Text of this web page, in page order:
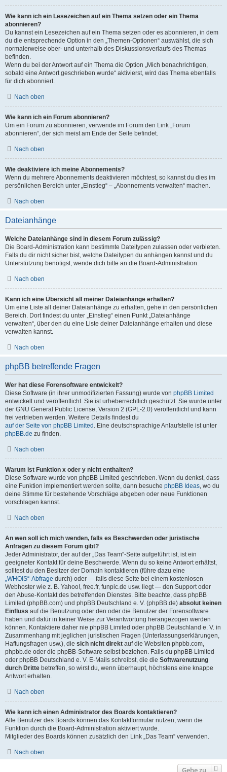
Wie kann ich ein Lesezeichen auf ein Thema setzen oder ein Thema
abonnieren?
Du kannst ein Lesezeichen auf ein Thema setzen oder es abonnieren, in dem
du die entsprechende Option in den „Themen-Optionen“ auswählst, die sich
normalerweise ober- und unterhalb des Diskussionsverlaufs des Themas
befinden.
Wenn du bei der Antwort auf ein Thema die Option „Mich benachrichtigen,
sobald eine Antwort geschrieben wurde“ aktivierst, wird das Thema ebenfalls
für dich abonniert.
Nach oben
Wie kann ich ein Forum abonnieren?
Um ein Forum zu abonnieren, verwende im Forum den Link „Forum
abonnieren“, der sich meist am Ende der Seite befindet.
Nach oben
Wie deaktiviere ich meine Abonnements?
Wenn du mehrere Abonnements deaktivieren möchtest, so kannst du dies im
persönlichen Bereich unter „Einstieg“ – „Abonnements verwalten“ machen.
Nach oben
Dateianhänge
Welche Dateianhänge sind in diesem Forum zulässig?
Die Board-Administration kann bestimmte Dateitypen zulassen oder verbieten.
Falls du dir nicht sicher bist, welche Dateitypen du anhängen kannst und du
Unterstützung benötigst, wende dich bitte an die Board-Administration.
Nach oben
Kann ich eine Übersicht all meiner Dateianhänge erhalten?
Um eine Liste all deiner Dateianhänge zu erhalten, gehe in den persönlichen
Bereich. Dort findest du unter „Einstieg“ einen Punkt „Dateianhänge
verwalten“, über den du eine Liste deiner Dateianhänge erhalten und diese
verwalten kannst.
Nach oben
phpBB betreffende Fragen
Wer hat diese Forensoftware entwickelt?
Diese Software (in ihrer unmodifizierten Fassung) wurde von phpBB Limited
entwickelt und veröffentlicht. Sie ist urheberrechtlich geschützt. Sie wurde unter
der GNU General Public License, Version 2 (GPL-2.0) veröffentlicht und kann
frei vertrieben werden. Weitere Details findest du
auf der Seite von phpBB Limited . Eine deutschsprachige Anlaufstelle ist unter
phpBB.de zu finden.
Nach oben
Warum ist Funktion x oder y nicht enthalten?
Diese Software wurde von phpBB Limited geschrieben. Wenn du denkst, dass
eine Funktion implementiert werden sollte, dann besuche phpBB Ideas, wo du
deine Stimme für bestehende Vorschläge abgeben oder neue Funktionen
vorschlagen kannst.
Nach oben
An wen soll ich mich wenden, falls es Beschwerden oder juristische
Anfragen zu diesem Forum gibt?
Jeder Administrator, der auf der „Das Team“-Seite aufgeführt ist, ist ein
geeigneter Kontakt für deine Beschwerde. Wenn du so keine Antwort erhältst,
solltest du den Besitzer der Domain kontaktieren (führe dazu eine
„WHOIS“-Abfrage durch) oder — falls diese Seite bei einem kostenlosen
Webhoster wie z. B. Yahoo!, free.fr, funpic.de usw. liegt — den Support oder
den Abuse-Kontakt des betreffenden Dienstes. Bitte beachte, dass phpBB
Limited (phpBB.com) und phpBB Deutschland e. V. (phpBB.de) absolut keinen
Einfluss auf die Benutzung oder den oder die Benutzer der Forensoftware
haben und dafür in keiner Weise zur Verantwortung herangezogen werden
können. Kontaktiere daher nie phpBB Limited oder phpBB Deutschland e. V. in
Zusammenhang mit jeglichen juristischen Fragen (Unterlassungserklärungen,
Haftungsfragen usw.), die sich nicht direkt auf die Websiten phpbb.com,
phpbb.de oder die phpBB-Software selbst beziehen. Falls du phpBB Limited
oder phpBB Deutschland e. V. E-Mails schreibst, die die Softwarenutzung
durch Dritte betreffen, so wirst du, wenn überhaupt, höchstens eine knappe
Antwort erhalten.
Nach oben
Wie kann ich einen Administrator des Boards kontaktieren?
Alle Benutzer des Boards können das Kontaktformular nutzen, wenn die
Funktion durch die Board-Administration aktiviert wurde.
Mitglieder des Boards können zusätzlich den Link „Das Team“ verwenden.
Nach oben
Gehe zu